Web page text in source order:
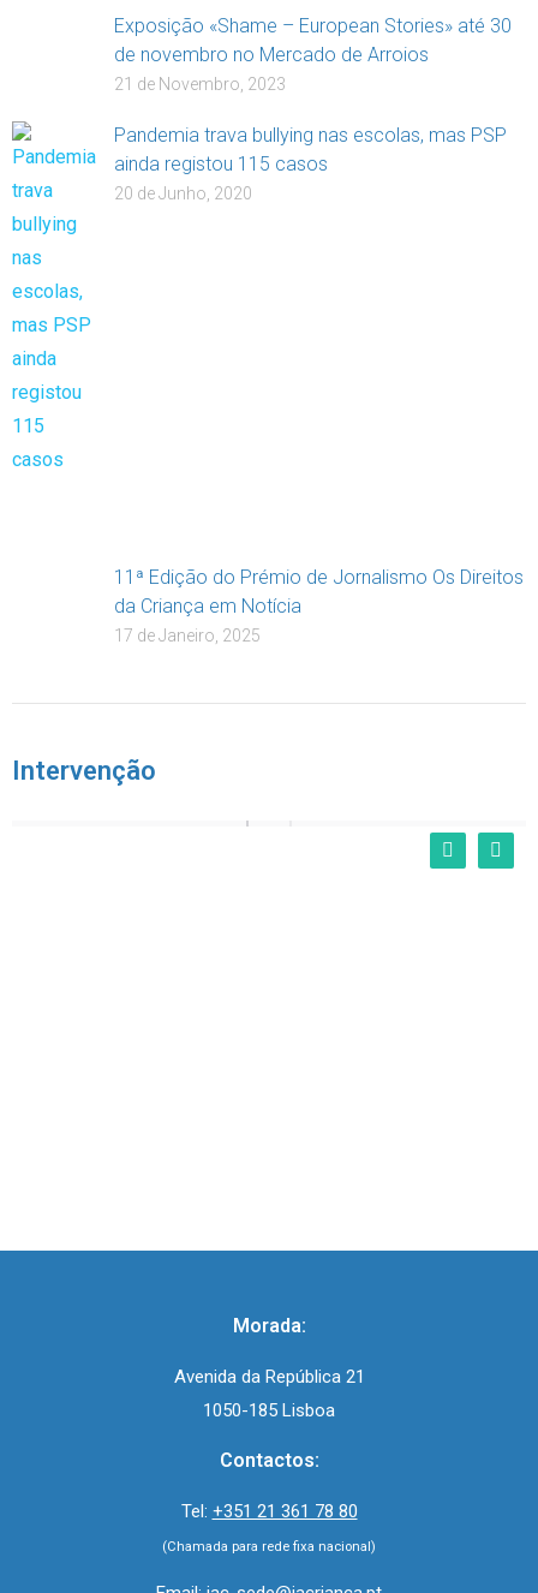
Exposição «Shame – European Stories» até 30
de novembro no Mercado de Arroios
21 de Novembro, 2023
Pandemia trava bullying nas escolas, mas PSP
ainda registou 115 casos
20 de Junho, 2020
11ª Edição do Prémio de Jornalismo Os Direitos
da Criança em Notícia
17 de Janeiro, 2025
Intervenção
Projecto Rua “Em Família Para Crescer”
Morada:
Avenida da República 21
1050-185 Lisboa
Contactos:
Tel: +351 21 361 78 80
(Chamada para rede fixa nacional)